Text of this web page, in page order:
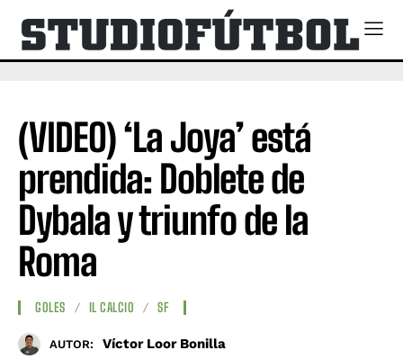
(VIDEO) ‘La Joya’ está
prendida: Doblete de
Dybala y triunfo de la
Roma
GOLES IL CALCIO SF
AUTOR: Víctor Loor Bonilla